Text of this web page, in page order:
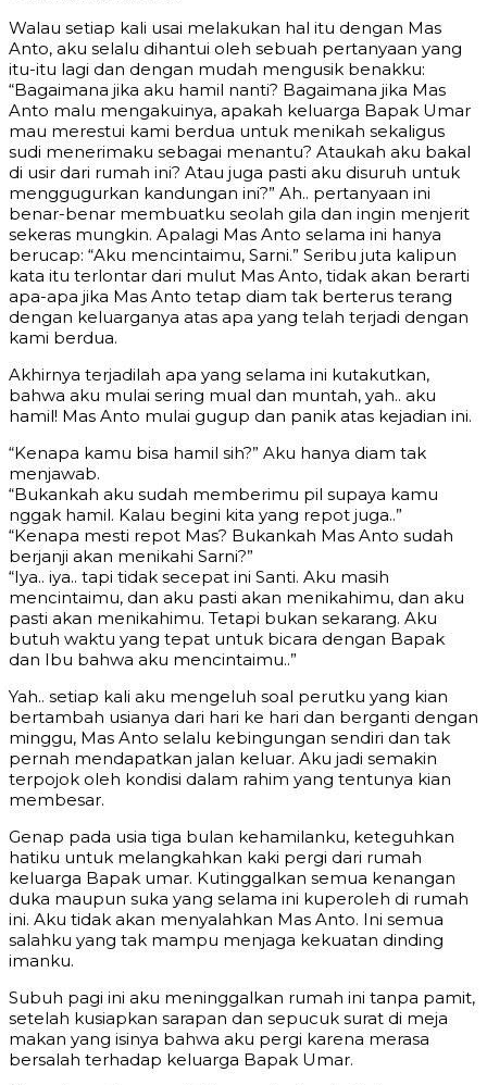
Walau setiap kali usai melakukan hal itu dengan Mas
Anto, aku selalu dihantui oleh sebuah pertanyaan yang
itu-itu lagi dan dengan mudah mengusik benakku:
“Bagaimana jika aku hamil nanti? Bagaimana jika Mas
Anto malu mengakuinya, apakah keluarga Bapak Umar
mau merestui kami berdua untuk menikah sekaligus
sudi menerimaku sebagai menantu? Ataukah aku bakal
di usir dari rumah ini? Atau juga pasti aku disuruh untuk
menggugurkan kandungan ini?” Ah.. pertanyaan ini
benar-benar membuatku seolah gila dan ingin menjerit
sekeras mungkin. Apalagi Mas Anto selama ini hanya
berucap: “Aku mencintaimu, Sarni.” Seribu juta kalipun
kata itu terlontar dari mulut Mas Anto, tidak akan berarti
apa-apa jika Mas Anto tetap diam tak berterus terang
dengan keluarganya atas apa yang telah terjadi dengan
kami berdua.
Akhirnya terjadilah apa yang selama ini kutakutkan,
bahwa aku mulai sering mual dan muntah, yah.. aku
hamil! Mas Anto mulai gugup dan panik atas kejadian ini.
“Kenapa kamu bisa hamil sih?” Aku hanya diam tak
menjawab.
“Bukankah aku sudah memberimu pil supaya kamu
nggak hamil. Kalau begini kita yang repot juga..”
“Kenapa mesti repot Mas? Bukankah Mas Anto sudah
berjanji akan menikahi Sarni?”
“Iya.. iya.. tapi tidak secepat ini Santi. Aku masih
mencintaimu, dan aku pasti akan menikahimu, dan aku
pasti akan menikahimu. Tetapi bukan sekarang. Aku
butuh waktu yang tepat untuk bicara dengan Bapak
dan Ibu bahwa aku mencintaimu..”
Yah.. setiap kali aku mengeluh soal perutku yang kian
bertambah usianya dari hari ke hari dan berganti dengan
minggu, Mas Anto selalu kebingungan sendiri dan tak
pernah mendapatkan jalan keluar. Aku jadi semakin
terpojok oleh kondisi dalam rahim yang tentunya kian
membesar.
Genap pada usia tiga bulan kehamilanku, keteguhkan
hatiku untuk melangkahkan kaki pergi dari rumah
keluarga Bapak umar. Kutinggalkan semua kenangan
duka maupun suka yang selama ini kuperoleh di rumah
ini. Aku tidak akan menyalahkan Mas Anto. Ini semua
salahku yang tak mampu menjaga kekuatan dinding
imanku.
Subuh pagi ini aku meninggalkan rumah ini tanpa pamit,
setelah kusiapkan sarapan dan sepucuk surat di meja
makan yang isinya bahwa aku pergi karena merasa
bersalah terhadap keluarga Bapak Umar.